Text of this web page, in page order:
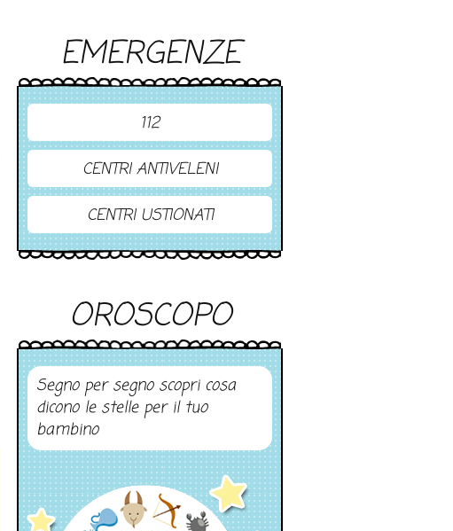
EMERGENZE
112
CENTRI ANTIVELENI
CENTRI USTIONATI
OROSCOPO
Segno per segno scopri cosa
dicono le stelle per il tuo
bambino